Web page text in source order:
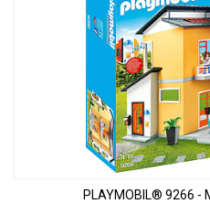
PLAYMOBIL® 9266 -